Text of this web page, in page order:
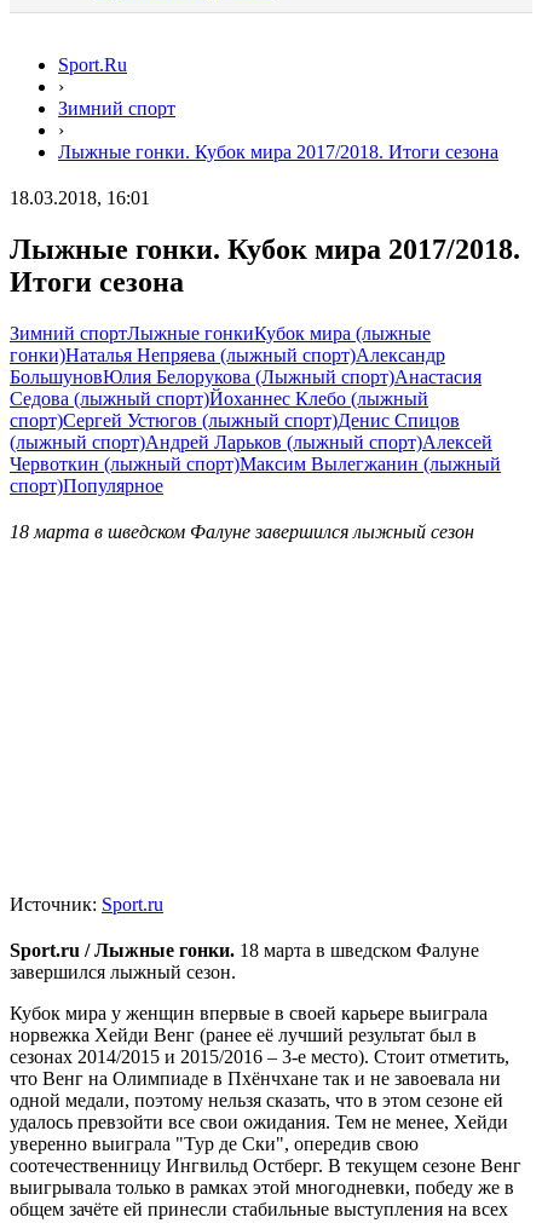
Sport.Ru
›
Зимний спорт
›
Лыжные гонки. Кубок мира 2017/2018. Итоги сезона
18.03.2018, 16:01
Лыжные гонки. Кубок мира 2017/2018.
Итоги сезона
Зимний спортЛыжные гонкиКубок мира (лыжные
гонки)Наталья Непряева (лыжный спорт)Александр
БольшуновЮлия Белорукова (Лыжный спорт)Анастасия
Седова (лыжный спорт)Йоханнес Клебо (лыжный
спорт)Сергей Устюгов (лыжный спорт)Денис Спицов
(лыжный спорт)Андрей Ларьков (лыжный спорт)Алексей
Червоткин (лыжный спорт)Максим Вылегжанин (лыжный
спорт)Популярное
18 марта в шведском Фалуне завершился лыжный сезон
Источник: Sport.ru
Sport.ru / Лыжные гонки. 18 марта в шведском Фалуне
завершился лыжный сезон.
Кубок мира у женщин впервые в своей карьере выиграла
норвежка Хейди Венг (ранее её лучший результат был в
сезонах 2014/2015 и 2015/2016 – 3-е место). Стоит отметить,
что Венг на Олимпиаде в Пхёнчхане так и не завоевала ни
одной медали, поэтому нельзя сказать, что в этом сезоне ей
удалось превзойти все свои ожидания. Тем не менее, Хейди
уверенно выиграла "Тур де Ски", опередив свою
соотечественницу Ингвильд Остберг. В текущем сезоне Венг
выигрывала только в рамках этой многодневки, победу же в
общем зачёте ей принесли стабильные выступления на всех